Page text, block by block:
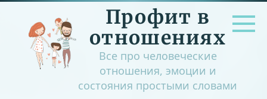
Перейти
контенту
Профит в
отношениях
Все про человеческие
отношения, эмоции и
состояния простыми словами